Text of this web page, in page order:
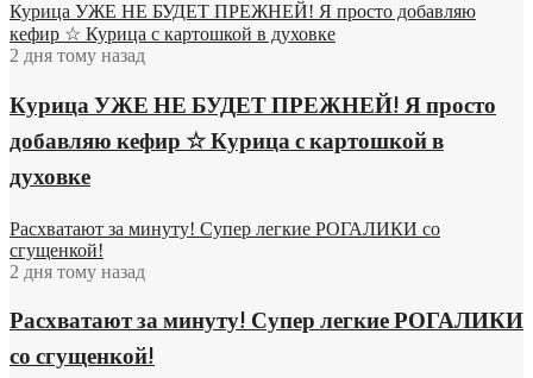
Курица УЖЕ НЕ БУДЕТ ПРЕЖНЕЙ! Я просто добавляю
кефир ☆ Курица с картошкой в духовке
2 дня тому назад
Курица УЖЕ НЕ БУДЕТ ПРЕЖНЕЙ! Я просто
добавляю кефир ☆ Курица с картошкой в
духовке
Расхватают за минуту! Супер легкие РОГАЛИКИ со
сгущенкой!
2 дня тому назад
Расхватают за минуту! Супер легкие РОГАЛИКИ
со сгущенкой!